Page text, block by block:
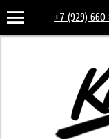
+7 (929) 660